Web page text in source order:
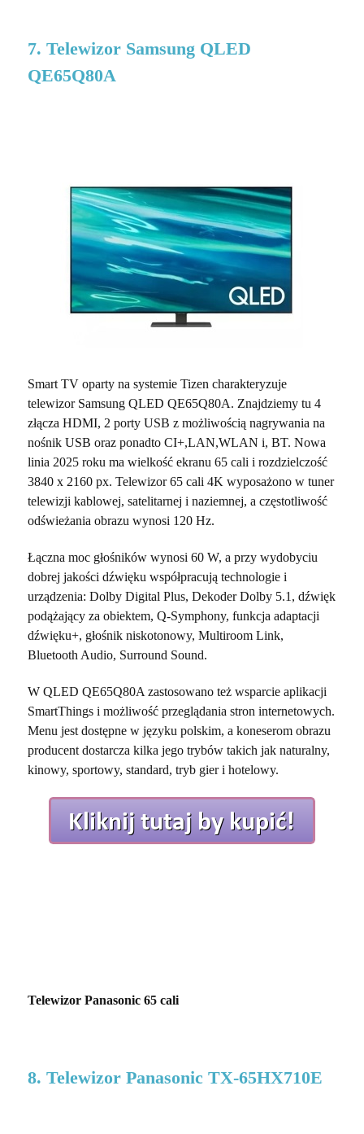
7. Telewizor Samsung QLED
QE65Q80A
Smart TV oparty na systemie Tizen charakteryzuje
telewizor Samsung QLED QE65Q80A. Znajdziemy tu 4
złącza HDMI, 2 porty USB z możliwością nagrywania na
nośnik USB oraz ponadto CI+,LAN,WLAN i, BT. Nowa
linia 2025 roku ma wielkość ekranu 65 cali i rozdzielczość
3840 x 2160 px. Telewizor 65 cali 4K wyposażono w tuner
telewizji kablowej, satelitarnej i naziemnej, a częstotliwość
odświeżania obrazu wynosi 120 Hz.
Łączna moc głośników wynosi 60 W, a przy wydobyciu
dobrej jakości dźwięku współpracują technologie i
urządzenia: Dolby Digital Plus, Dekoder Dolby 5.1, dźwięk
podążający za obiektem, Q-Symphony, funkcja adaptacji
dźwięku+, głośnik niskotonowy, Multiroom Link,
Bluetooth Audio, Surround Sound.
W QLED QE65Q80A zastosowano też wsparcie aplikacji
SmartThings i możliwość przeglądania stron internetowych.
Menu jest dostępne w języku polskim, a koneserom obrazu
producent dostarcza kilka jego trybów takich jak naturalny,
kinowy, sportowy, standard, tryb gier i hotelowy.
Telewizor Panasonic 65 cali
8. Telewizor Panasonic TX-65HX710E